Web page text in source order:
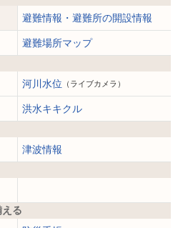
避難情報・避難所の開設情報
避難場所マップ
河川水位 （ライブカメラ）
洪水キキクル
津波情報
る